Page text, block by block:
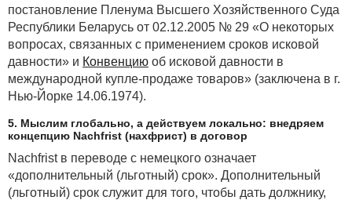
постановление Пленума Высшего Хозяйственного Суда
Республики Беларусь от 02.12.2005 № 29 «О некоторых
вопросах, связанных с применением сроков исковой
давности» и Конвенцию об исковой давности в
международной купле-продаже товаров» (заключена в г.
Нью-Йорке 14.06.1974).
5. Мыслим глобально, а действуем локально: внедряем
концепцию Nachfrist (нахфрист) в договор
Nachfrist в переводе с немецкого означает
«дополнительный (льготный) срок». Дополнительный
(льготный) срок служит для того, чтобы дать должнику,